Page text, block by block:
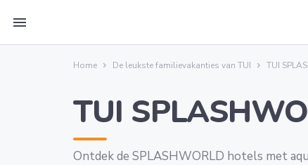
menu
Home De leukste familievakanties van TUI TUI
TUI
Ontdek de SPLASHWORLD hotels met